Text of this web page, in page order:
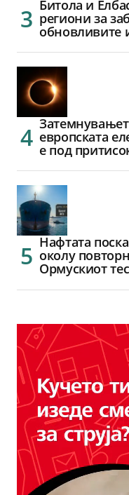
Битола и
региони за
обновливите
европската
е под
Нафтата
околу
Ормускиот